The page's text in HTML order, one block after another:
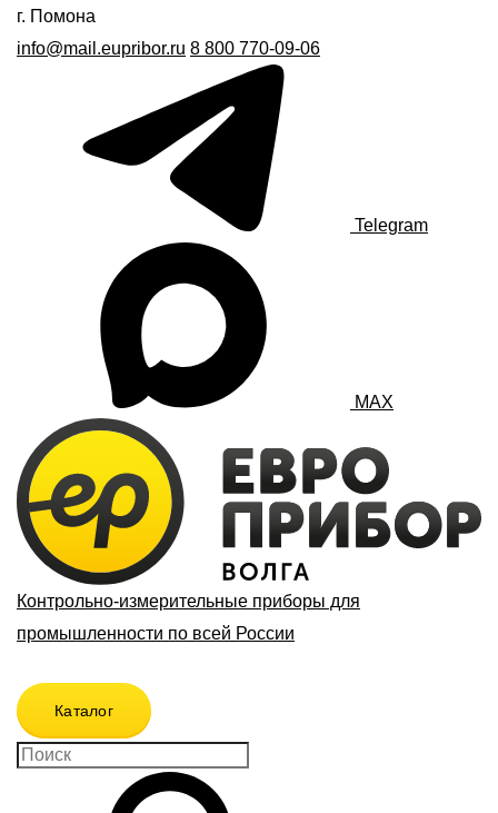
г. Помона
info@mail.eupribor.ru 8 800 770-09-06
Telegram
MAX
Контрольно-измерительные приборы для
промышленности по всей России
Каталог